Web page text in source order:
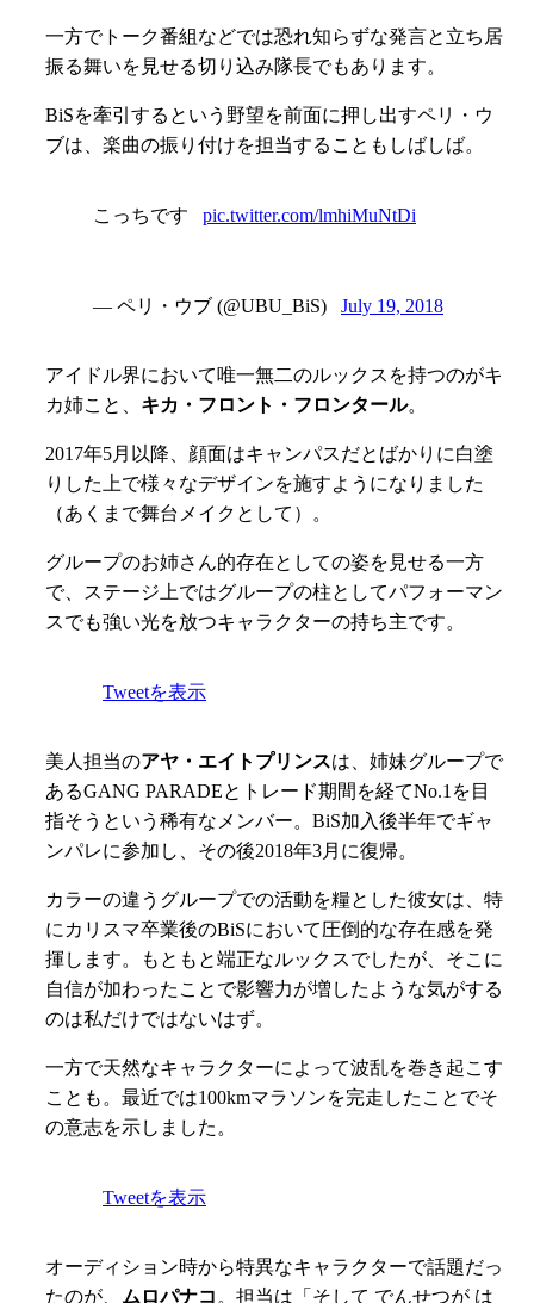
一方でトーク番組などでは恐れ知らずな発言と立ち居
振る舞いを見せる切り込み隊長でもあります。
BiSを牽引するという野望を前面に押し出すペリ・ウ
ブは、楽曲の振り付けを担当することもしばしば。
こっちです pic.twitter.com/lmhiMuNtDi
— ペリ・ウブ (@UBU_BiS) July 19, 2018
アイドル界において唯一無二のルックスを持つのがキ
カ姉こと、 キカ・フロント・フロンタール。
2017年5月以降、顔面はキャンパスだとばかりに白塗
りした上で様々なデザインを施すようになりました
（あくまで舞台メイクとして）。
グループのお姉さん的存在としての姿を見せる一方
で、ステージ上ではグループの柱としてパフォーマン
スでも強い光を放つキャラクターの持ち主です。
Tweetを表示
美人担当のアヤ・エイトプリンスは、姉妹グループで
あるGANG PARADEとトレード期間を経てNo.1を目
指そうという稀有なメンバー。BiS加入後半年でギャ
ンパレに参加し、その後2018年3月に復帰。
カラーの違うグループでの活動を糧とした彼女は、特
にカリスマ卒業後のBiSにおいて圧倒的な存在感を発
揮します。もともと端正なルックスでしたが、そこに
自信が加わったことで影響力が増したような気がする
のは私だけではないはず。
一方で天然なキャラクターによって波乱を巻き起こす
ことも。最近では100kmマラソンを完走したことでそ
の意志を示しました。
Tweetを表示
オーディション時から特異なキャラクターで話題だっ
たのが、 ムロパナコ 。担当は「そして でんせつが は